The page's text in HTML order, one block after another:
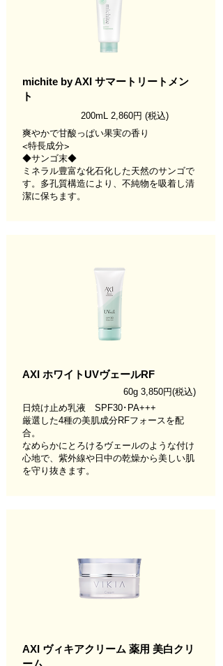
michite by AXI サマートリートメン
ト
200m L 2,860円 (税込)
爽やかで甘酸っぱい果実の香り
<特長成分>
◆サンゴ末◆
ミネラル豊富な化石化した天然のサンゴで
す。多孔質構造により、不純物を吸着し清
潔に保ちます。
AXI ホワイトUVヴェールRF
60g 3,850円(税込)
日焼け止め乳液 SPF30･PA+++
厳選した4種の美肌成分RFフォースを配
合。
なめらかにとろけるヴェールのような付け
心地で、紫外線や日中の乾燥から美しい肌
を守り抜きます。
AXI ヴィキアクリーム 薬用 美白クリ
ーム